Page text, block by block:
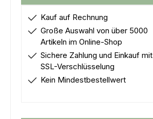
Kauf auf Rechnung
Große Auswahl von über 5000
Artikeln im Online-Shop
Sichere Zahlung und Einkauf mit
SSL-Verschlüsselung
Kein Mindestbestellwert